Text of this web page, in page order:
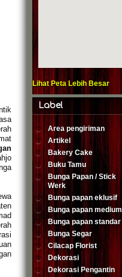
Lihat Peta Lebih Besar
Label
Area pengiriman
Artikel
Bakery Cake
Buku Tamu
Bunga Papan / Stick
Werk
Bunga papan eklusif
Bunga papan medium
Bunga papan standar
Bunga Segar
Cilacap Florist
Dekorasi
Dekorasi Pengantin